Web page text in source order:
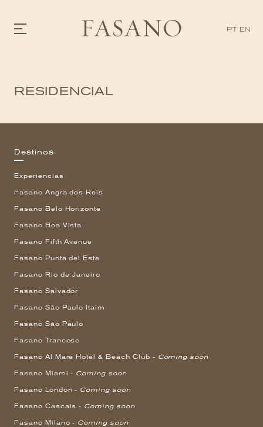
PT EN
HOTÉIS
DESCUBRIR
CORRIERE
HISTORIA
CONTACTO
RESIDENCIAL
Destinos
Experiencias
Fasano Angra dos Reis
Fasano Belo Horizonte
Fasano Boa Vista
Fasano Fifth Avenue
Fasano Punta del Este
Fasano Rio de Janeiro
Fasano Salvador
Fasano São Paulo Itaim
Fasano São Paulo
Fasano Trancoso
Fasano Al Mare Hotel & Beach Club - Coming soon
Fasano Miami - Coming soon
Fasano London - Coming soon
Fasano Cascais - Coming soon
Fasano Milano - Coming soon